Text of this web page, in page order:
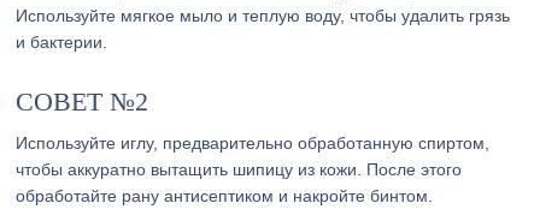
Используйте мягкое мыло и теплую воду, чтобы удалить грязь
и бактерии.
СОВЕТ №2
Используйте иглу, предварительно обработанную спиртом,
чтобы аккуратно вытащить шипицу из кожи. После этого
обработайте рану антисептиком и накройте бинтом.